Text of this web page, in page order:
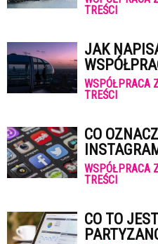
TREŚCI
JAK
WSPÓŁPRACA
TREŚCI
CO
WSPÓŁPRACA
TREŚCI
CO TO